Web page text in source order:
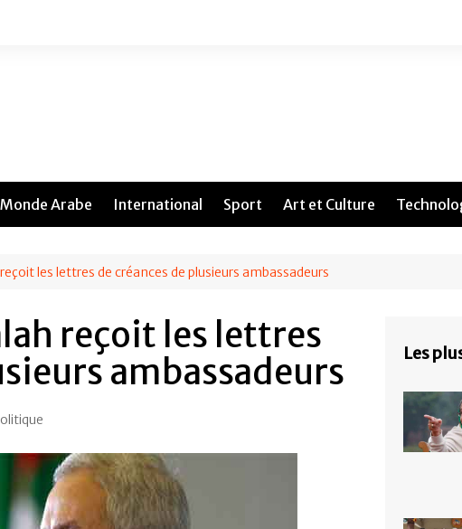
Monde Arabe International Sport Art et Culture
les lettres de créances de plusieurs ambassadeurs
reçoit les lettres
ambassadeurs
Les